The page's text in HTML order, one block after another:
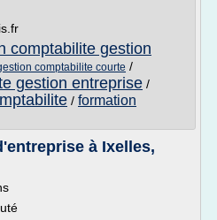
comptabilite gestion
comptabilite courte /
gestion entreprise /
/ formation
à Ixelles,